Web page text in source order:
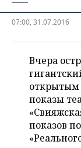
ТАТАРСТАН
АНАЛИТИКА
КОРОЛИ
ВУЗЫ
НОВОСТИ
ФИНАНСЫ
БАНКИ
НОВОСТИ
АГРОПРОМ
НОВОСТИ
АВТО
07:00, 31.07.2016
Вчера
открытым
показы
показов